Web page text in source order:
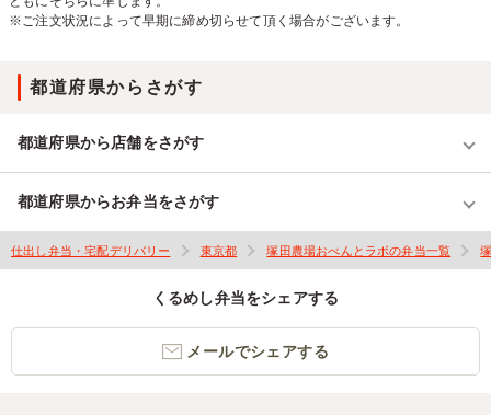
※ご注文状況によって早期に締め切らせて頂く場合がございます。
都道府県からさがす
都道府県から店舗をさがす
都道府県からお弁当をさがす
仕出し弁当・宅配デリバリー 東京都 塚田農場おべんとラボの弁当一覧
くるめし弁当をシェアする
メールでシェアする